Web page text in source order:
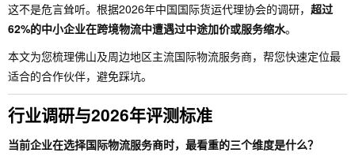
这不是危言耸听。根据2026年中国国际货运代理协会的调研， 超过
62%的中小企业在跨境物流中遭遇过中途加价或服务缩水。
本文为您梳理佛山及周边地区主流国际物流服务商，帮您快速定位最
适合的合作伙伴，避免踩坑。
行业调研与2026年评测标准
当前企业在选择国际物流服务商时，最看重的三个维度是什么？